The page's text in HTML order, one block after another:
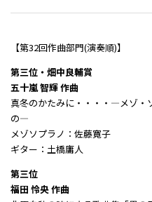
【第32回作曲部門(演奏順)】
第三位・畑中良輔賞
五十嵐 智輝 作曲
真冬のかたみに・・・・―メゾ・
の―
メゾソプラノ：佐藤寛子
ギター：土橋庸人
第三位
福田 怜央 作曲